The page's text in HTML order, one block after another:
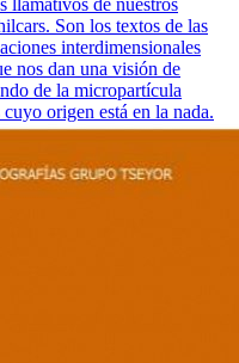
llamativos de nuestros
Son los textos de las
interdimensionales
nos dan una visión de
de la micropartícula
origen está en la nada.